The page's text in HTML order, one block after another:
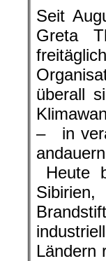
Seit
Greta
überall
– in
Heute
Ländern